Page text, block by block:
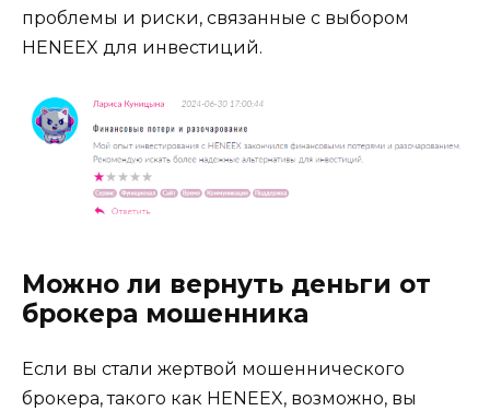
проблемы и риски, связанные с выбором
HENEEX для инвестиций.
Можно ли вернуть деньги от
брокера мошенника
Если вы стали жертвой мошеннического
брокера, такого как HENEEX, возможно, вы